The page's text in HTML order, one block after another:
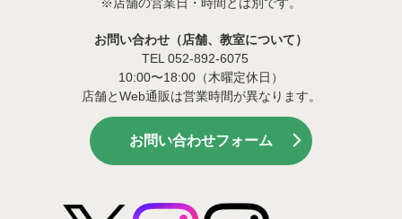
お問い合わせ（店舗、教室について）
TEL 052-892-6075
10:00〜18:00（木曜定休日）
店舗とWeb通販は営業時間が異なります。
お問い合わせフォーム